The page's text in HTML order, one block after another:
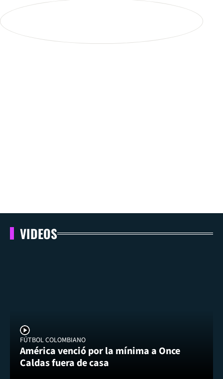
VIDEOS
FÚTBOL COLOMBIANO
América venció por la mínima a Once
Caldas fuera de casa